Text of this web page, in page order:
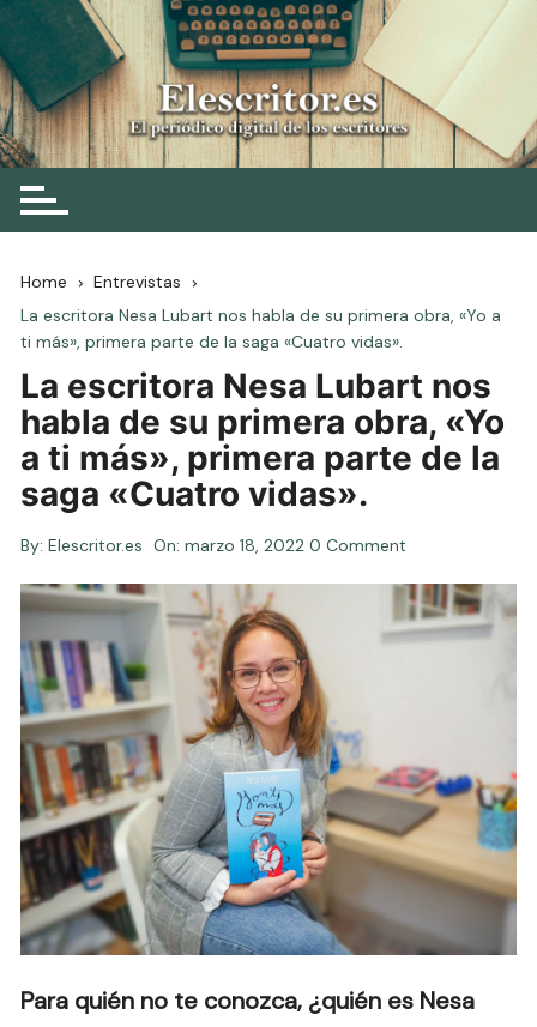
Skip
to
content
Elescritor.es
El periódico digital de los escritores
Home
Entrevistas
La escritora Nesa Lubart nos habla de su primera obra, «Yo a
ti más», primera parte de la saga «Cuatro vidas».
La escritora Nesa Lubart nos
habla de su primera obra, «Yo
a ti más», primera parte de la
saga «Cuatro vidas».
By: Elescritor.es On:marzo 18, 2022 0 Comment
Para quién no te conozca, ¿quién es Nesa